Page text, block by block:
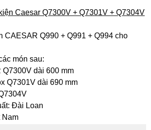
Caesar Q7300V + Q7301V + Q7304V
CAESAR Q990 + Q991 + Q994 cho
món sau:
dài 600 mm
Q7301V dài 690 mm
Đài Loan
Nam